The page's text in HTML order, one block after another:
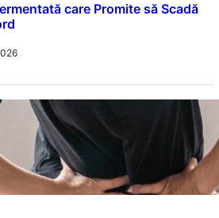
care Promite să Scadă